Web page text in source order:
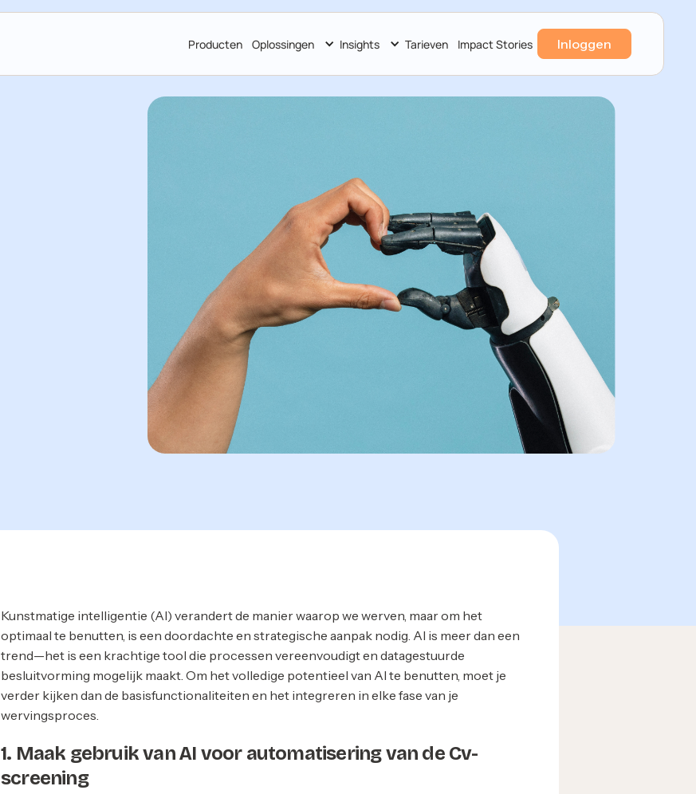
Producten Oplossingen Insights Tarieven Impact Stories Inloggen
Kunstmatige intelligentie (AI) verandert de manier waarop we werven, maar om het
optimaal te benutten, is een doordachte en strategische aanpak nodig. AI is meer dan een
trend—het is een krachtige tool die processen vereenvoudigt en datagestuurde
besluitvorming mogelijk maakt. Om het volledige potentieel van AI te benutten, moet je
verder kijken dan de basisfunctionaliteiten en het integreren in elke fase van je
wervingsproces.
1. Maak gebruik van AI voor automatisering van de Cv-
screening